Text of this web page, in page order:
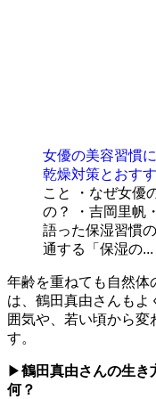
女優の美容習慣
乾燥対策とおす
こと ・なぜ女優
の？ ・吉岡里帆
語った保湿習慣
通する「保湿の...
年齢を重ねても自然体
は、鶴田真由さんもよ
囲気や、若い頃から変
す。
▶鶴田真由さんの生き
何？